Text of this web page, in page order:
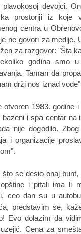
plavokosoj devojci.
prostoriji iz koje
centra u
ne govori za medije.
za razgovor: "Šta
godina smo
Taman da
drži nos iznad
otvoren 1983. godine
bazeni i spa centar na
nije dogodilo.
i organizacije
što se desio onaj
i pitali ima li
ceo dan su u
predstavim se,
Evo dolazim da
Cena za